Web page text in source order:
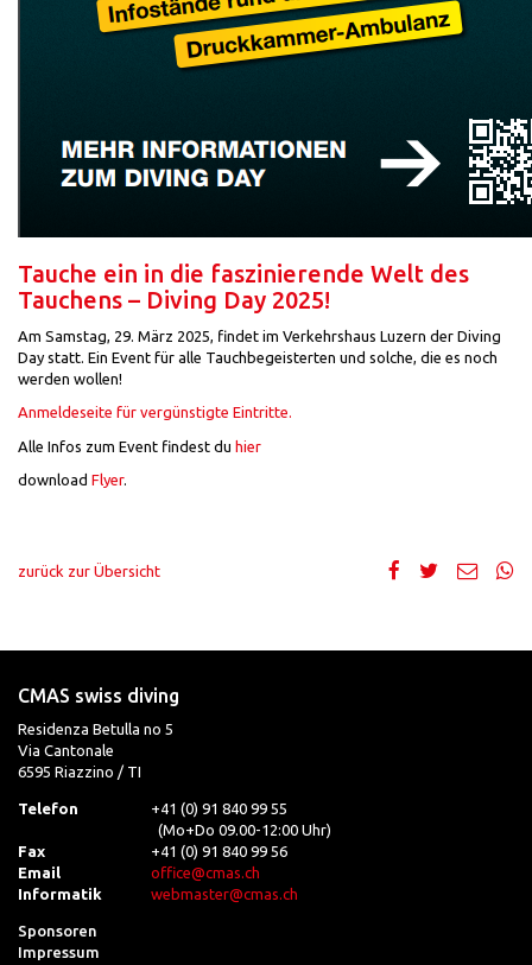
Tauche ein in die faszinierende Welt des
Tauchens – Diving Day 2025!
Am Samstag, 29. März 2025, findet im Verkehrshaus Luzern der Diving
Day statt. Ein Event für alle Tauchbegeisterten und solche, die es noch
werden wollen!
Anmeldeseite für vergünstigte Eintritte.
Alle Infos zum Event findest du hier
download Flyer.
zurück zur Übersicht
CMAS swiss diving
Residenza Betulla no 5
Via Cantonale
6595 Riazzino / TI
Telefon
+41 (0) 91 840 99 55
(Mo+Do 09.00-12:00 Uhr)
Fax
+41 (0) 91 840 99 56
Email
office@cmas.ch
Informatik
webmaster@cmas.ch
Sponsoren
Impressum